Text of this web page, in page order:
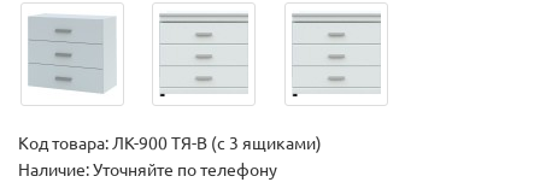
Код товара: ЛК-900 ТЯ-В (с 3 ящиками)
Наличие: Уточняйте по телефону